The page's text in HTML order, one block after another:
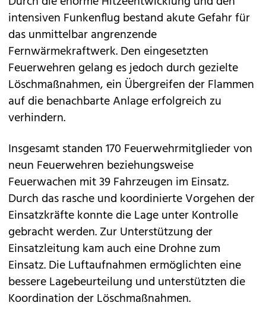
intensiven Funkenflug bestand akute Gefahr für
das unmittelbar angrenzende
Fernwärmekraftwerk. Den eingesetzten
Feuerwehren gelang es jedoch durch gezielte
Löschmaßnahmen, ein Übergreifen der Flammen
auf die benachbarte Anlage erfolgreich zu
verhindern.
Insgesamt standen 170 Feuerwehrmitglieder von
neun Feuerwehren beziehungsweise
Feuerwachen mit 39 Fahrzeugen im Einsatz.
Durch das rasche und koordinierte Vorgehen der
Einsatzkräfte konnte die Lage unter Kontrolle
gebracht werden. Zur Unterstützung der
Einsatzleitung kam auch eine Drohne zum
Einsatz. Die Luftaufnahmen ermöglichten eine
bessere Lagebeurteilung und unterstützten die
Koordination der Löschmaßnahmen.